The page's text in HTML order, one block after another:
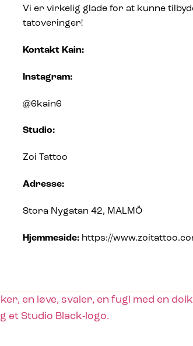
Vi er virkelig glade for at kunne
tatoveringer!
Kontakt Kain:
Instagram:
@6kain6
Studio:
Zoi Tattoo
Adresse:
Stora Nygatan 42, MALMÖ
Hjemmeside: https://